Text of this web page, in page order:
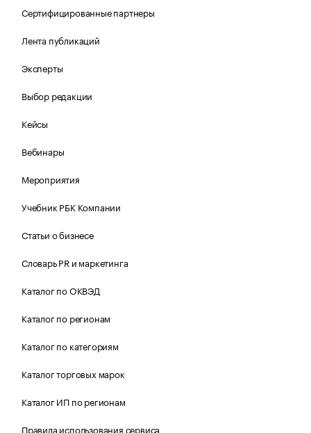
Сертифицированные партнеры
Лента публикаций
Эксперты
Выбор редакции
Кейсы
Вебинары
Мероприятия
Учебник РБК Компании
Статьи о бизнесе
Словарь PR и маркетинга
Каталог по ОКВЭД
Каталог по регионам
Каталог по категориям
Каталог торговых марок
Каталог ИП по регионам
Правила использования сервиса